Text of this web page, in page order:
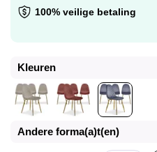
100% veilige betaling
Kleuren
Andere forma(a)t(en)